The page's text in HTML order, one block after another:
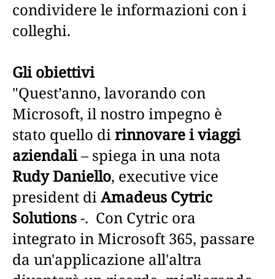
condividere le informazioni con i
colleghi.
Gli obiettivi
"Quest’anno, lavorando con
Microsoft, il nostro impegno è
stato quello dirinnovare i viaggi
aziendali– spiega in una nota
Rudy Daniello, executive vice
president diAmadeus Cytric
Solutions-. Con Cytric ora
integrato in Microsoft 365, passare
da un'applicazione all'altra